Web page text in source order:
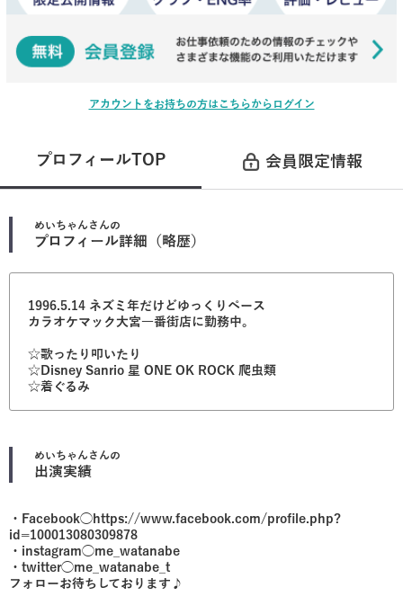
アカウントをお持ちの方はこちらからログイン
プロフィールTOP 会員限定情報
めいちゃん さんの
プロフィール詳細（略歴）
1996.5.14 ネズミ年だけどゆっくりペース
カラオケマック大宮一番街店に勤務中。
☆歌ったり叩いたり
☆Disney Sanrio 星 ONE OK ROCK 爬虫類
☆着ぐるみ
めいちゃん さんの
出演実績
・Facebook◯https://www.facebook.com/profile.php?
id=100013080309878
・instagram◯me_watanabe
・twitter◯me_watanabe_t
フォローお待ちしております♪